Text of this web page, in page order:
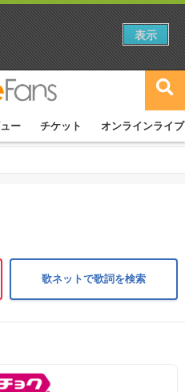
ー チケット オンラインライブ
歌ネットで歌詞を検索
表示